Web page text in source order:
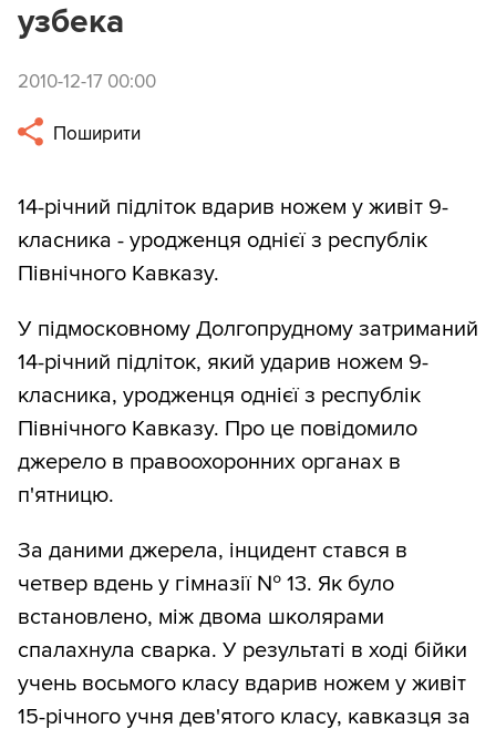
узбека
2010-12-17 00:00
Поширити
14-річний підліток вдарив ножем у живіт 9-
класника - уродженця однієї з республік
Північного Кавказу.
У підмосковному Долгопрудному затриманий
14-річний підліток, який ударив ножем 9-
класника, уродженця однієї з республік
Північного Кавказу. Про це повідомило
джерело в правоохоронних органах в
п'ятницю.
За даними джерела, інцидент стався в
четвер вдень у гімназії № 13. Як було
встановлено, між двома школярами
спалахнула сварка. У результаті в ході бійки
учень восьмого класу вдарив ножем у живіт
15-річного учня дев'ятого класу, кавказця за